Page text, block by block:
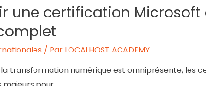
une certification Microsoft
/ Par LOCALHOST ACADEMY
transformation numérique est omniprésente, les